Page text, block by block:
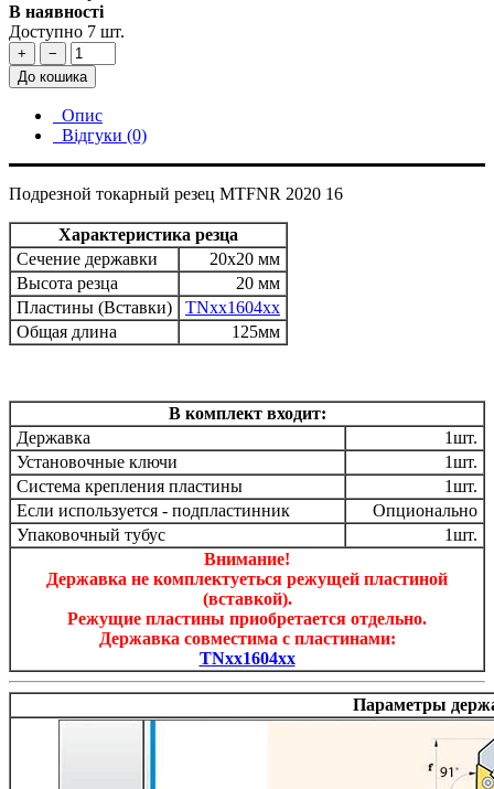
В наявності
Доступно 7 шт.
+
−
До кошика
Опис
Відгуки (0)
Подрезной токарный резец MTFNR 2020 16
Характеристика резца
Сечение державки
20х20 мм
Высота резца
20 мм
Пластины (Вставки)
TNxx1604xx
Общая длина
125мм
В комплект входит:
Державка
1шт.
Установочные ключи
1шт.
Система крепления пластины
1шт.
Если используется - подпластинник
Опционально
Упаковочный тубус
1шт.
Внимание!
Державка не комплектуеться режущей пластиной
(вставкой).
Режущие пластины приобретается отдельно.
Державка совместима с пластинами:
TNxx1604xx
Параметры